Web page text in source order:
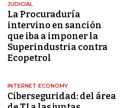
JUDICIAL
La Procuraduría
intervino en sanción
que iba a imponer la
Superindustria contra
Ecopetrol
INTERNET ECONOMY
Ciberseguridad: del área